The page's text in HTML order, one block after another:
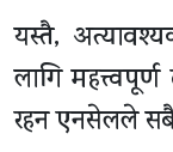
यस्तै,
लागि
रहन एनसेलले